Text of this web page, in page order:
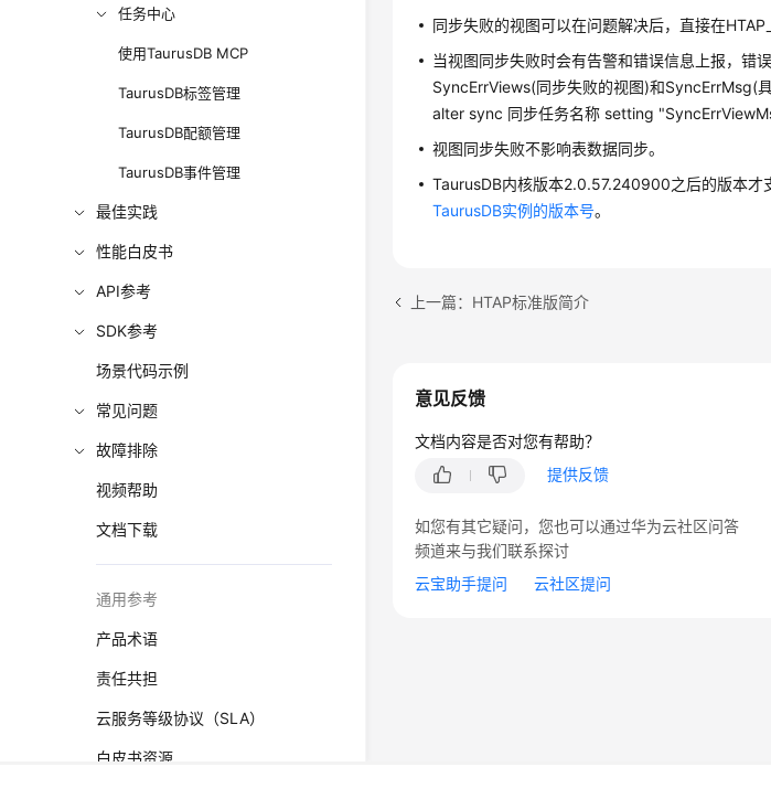
任务中心
使用TaurusDB MCP
TaurusDB标签管理
TaurusDB配额管理
TaurusDB事件管理
最佳实践
性能白皮书
API参考
SDK参考
场景代码示例
常见问题
故障排除
视频帮助
文档下载
通用参考
产品术语
责任共担
云服务等级协议（SLA）
白皮书资源
同步失败的视图可以在问题解决后，直接在HTAP
当视图同步失败时会有告警和错误信息上报，错
SyncErrViews(同步失败的视图)和SyncErrMsg(
alter sync 同步任务名称 setting
视图同步失败不影响表数据同步。
TaurusDB内核版本2.0.57.240900之后的版本才
TaurusDB实例的版本号。
上一篇：HTAP标准版简介
意见反馈
文档内容是否对您有帮助？
提供反馈
如您有其它疑问，您也可以通过华为云社区问答
频道来与我们联系探讨
云宝助手提问
云社区提问